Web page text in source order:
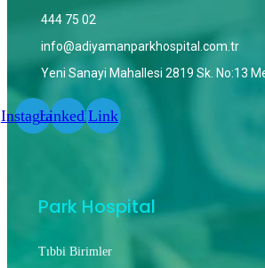
444 75 02
info@adiyamanparkhospital.com.tr
Yeni Sanayi Mahallesi 2819 Sk. No:13
InstagramLinkedinLink
Park Hospital
Tıbbi Birimler